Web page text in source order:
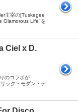
主宰の[Tuskegee
Glamorous Life"を
Ciel x D.
のコラボが
ック・モダン・テ